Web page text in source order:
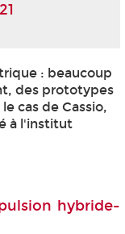
: beaucoup
des prototypes
cas de Cassio,
à l'institut
hybride-